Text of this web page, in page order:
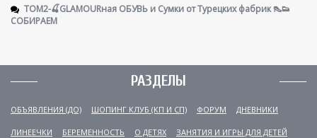
ТОМ2-🍒GLAMOURная ОБУВЬ и Сумки от Турецких фабрик 👠👟
СОБИРАЕМ
РАЗДЕЛЫ
ОБЪЯВЛЕНИЯ (ДО) ШОПИНГ КЛУБ (КП И СП) ФОРУМ ДНЕВНИКИ
ЛИНЕЕЧКИ БЕРЕМЕННОСТЬ О ДЕТЯХ ЗАНЯТИЯ И ИГРЫ ДЛЯ ДЕТЕЙ